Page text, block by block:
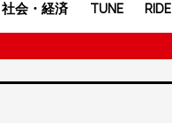
社会・経済 TUNE RIDE